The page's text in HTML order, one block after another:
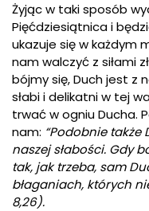
Żyjąc w taki sposób
Pięćdziesiątnica i
ukazuje się w każdym
nam walczyć z siłami
bójmy się, Duch jest z
słabi i delikatni w tej
trwać w ogniu Ducha.
nam: “Podobnie
naszej słabości. Gdy
tak, jak trzeba, sam
błaganiach, których
8,26).